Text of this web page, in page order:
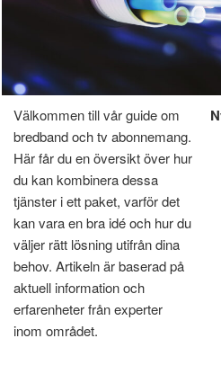
Hem»Bredband & TV –
Kombinerat
juni 27, 2025Av
Välkommen till vår guide om
bredband och tv abonnemang.
Här får du en översikt över hur
du kan kombinera dessa
tjänster i ett paket, varför det
kan vara en bra idé och hur du
väljer rätt lösning utifrån dina
behov. Artikeln är baserad på
aktuell information och
erfarenheter från experter
inom området.